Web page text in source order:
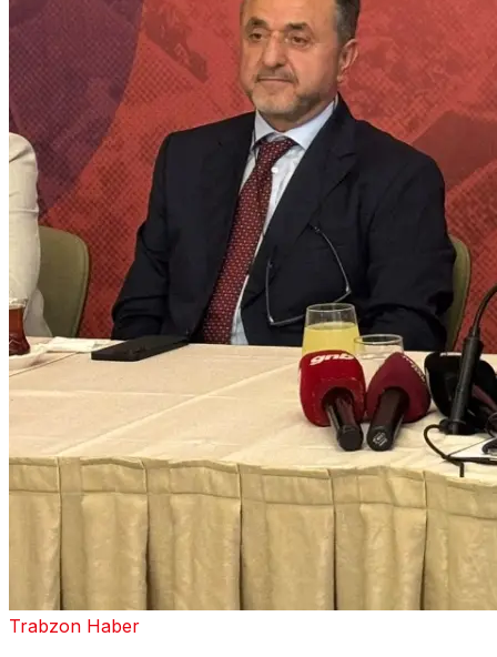
Trabzon Haber